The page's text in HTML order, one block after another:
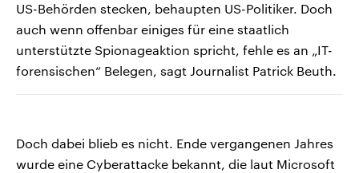
US-Behörden stecken, behaupten US-Politiker. Doch
auch wenn offenbar einiges für eine staatlich
unterstützte Spionageaktion spricht, fehle es an „IT-
forensischen“ Belegen, sagt Journalist Patrick Beuth.
Doch dabei blieb es nicht. Ende vergangenen Jahres
wurde eine Cyberattacke bekannt, die laut Microsoft